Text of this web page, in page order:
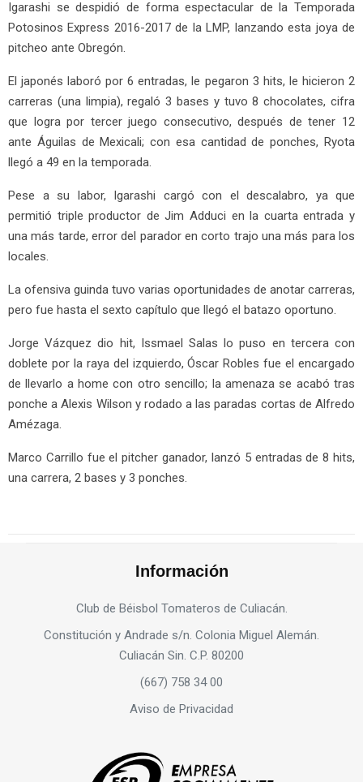
Igarashi se despidió de forma espectacular de la Temporada
Potosinos Express 2016-2017 de la LMP, lanzando esta joya de
pitcheo ante Obregón.
El japonés laboró por 6 entradas, le pegaron 3 hits, le hicieron 2
carreras (una limpia), regaló 3 bases y tuvo 8 chocolates, cifra
que logra por tercer juego consecutivo, después de tener 12
ante Águilas de Mexicali; con esa cantidad de ponches, Ryota
llegó a 49 en la temporada.
Pese a su labor, Igarashi cargó con el descalabro, ya que
permitió triple productor de Jim Adduci en la cuarta entrada y
una más tarde, error del parador en corto trajo una más para los
locales.
La ofensiva guinda tuvo varias oportunidades de anotar carreras,
pero fue hasta el sexto capítulo que llegó el batazo oportuno.
Jorge Vázquez dio hit, Issmael Salas lo puso en tercera con
doblete por la raya del izquierdo, Óscar Robles fue el encargado
de llevarlo a home con otro sencillo; la amenaza se acabó tras
ponche a Alexis Wilson y rodado a las paradas cortas de Alfredo
Amézaga.
Marco Carrillo fue el pitcher ganador, lanzó 5 entradas de 8 hits,
una carrera, 2 bases y 3 ponches.
Información
Club de Béisbol Tomateros de Culiacán.
Constitución y Andrade s/n. Colonia Miguel Alemán.
Culiacán Sin. C.P. 80200
(667) 758 34 00
Aviso de Privacidad